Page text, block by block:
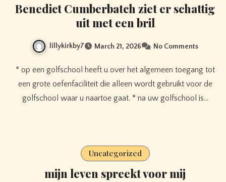
Benedict Cumberbatch ziet er schattig
uit met een bril
lillykirkby7 March 21, 2026 No Comments
* op een golfschool heeft u over het algemeen toegang tot
een grote oefenfaciliteit die alleen wordt gebruikt voor de
golfschool waar u naartoe gaat. * na uw golfschool is…
Uncategorized
mijn leven spreekt voor mij